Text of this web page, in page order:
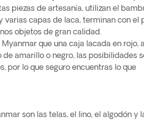
piezas de artesanía, utilizan el
varias capas de laca, terminan con el
objetos de gran calidad.
que una caja lacada en rojo,
amarillo o negro, las posibilidades
por lo que seguro encuentras lo que
son las telas, el lino, el algodón y